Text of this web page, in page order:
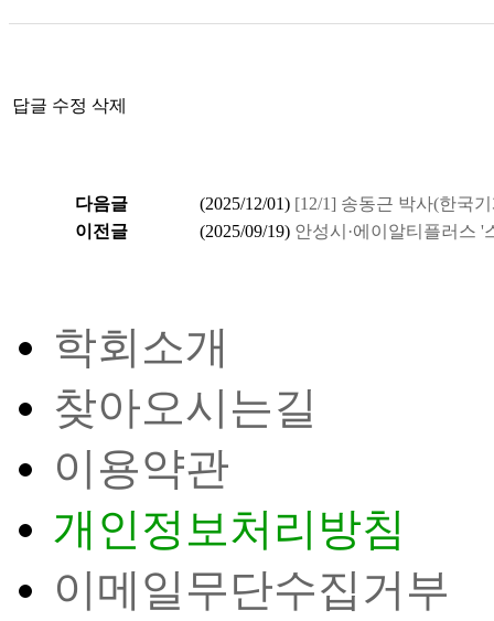
답글 수정 삭제
다음글 (2025/12/01) [12/1] 송동근 박사(한국
이전글
(2025/09/19) 안성시·에이알티플러스
학회소개
찾아오시는길
이용약관
개인정보처리방침
이메일무단수집거부